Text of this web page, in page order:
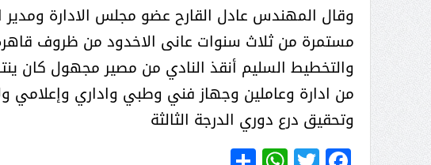
وقال المهندس عادل القارح عضو مجلس الادارة ومدير
مستمرة من ثلاث سنوات عانى الاخدود من ظروف
والتخطيط السليم أنقذ النادي من مصير مجهول كان
من ادارة وعاملين وجهاز فني وطبي واداري
وتحقيق درع دوري الدرجة الثالثة
الشيخ